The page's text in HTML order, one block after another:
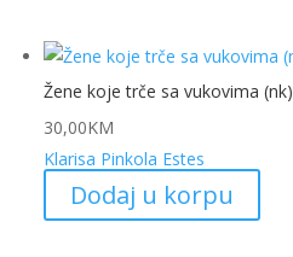
Žene koje trče sa vukovima (nk)
30,00KM
Klarisa Pinkola Estes
Dodaj u korpu